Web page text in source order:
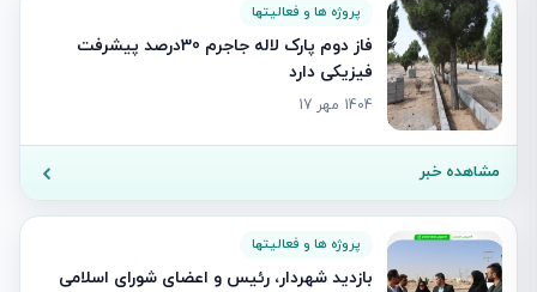
پروژه ها و فعالیتها
فاز دوم پارک لاله جاجرم 30درصد پیشرفت
فیزیکی دارد
1404 مهر 17
مشاهده خبر
پروژه ها و فعالیتها
بازدید شهردار، رئیس و اعضای شورای اسلامی